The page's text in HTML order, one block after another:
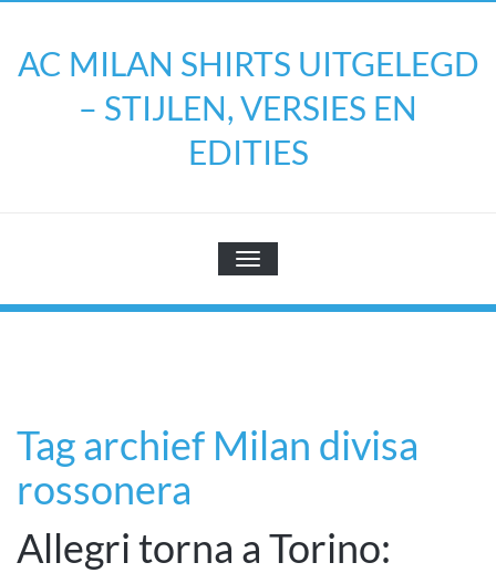
inhoud
AC MILAN SHIRTS UITGELEGD
– STIJLEN, VERSIES EN
EDITIES
TOGGLE NAVIGATIE
Tag archief Milan divisa
rossonera
Allegri torna a Torino: